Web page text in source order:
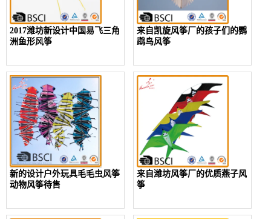
2017潍坊新设计中国易飞三角
洲鱼形风筝
来自凯旋风筝厂的孩子们的鹦
鹉鸟风筝
新的设计户外玩具毛毛虫风筝
动物风筝待售
来自潍坊风筝厂的优质燕子风
筝